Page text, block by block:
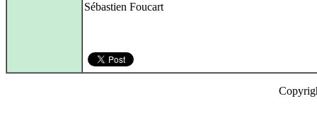
Sébastien Foucart